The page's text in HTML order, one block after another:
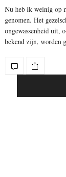
Nu heb ik weinig op
genomen. Het
ongewassenheid uit,
bekend zijn, worden